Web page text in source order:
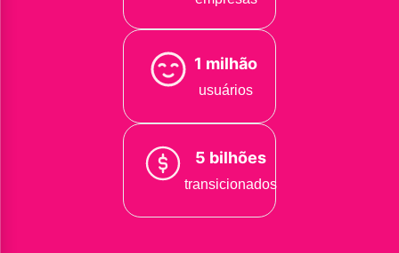
1 milhão
usuários
5 bilhões
transicionados